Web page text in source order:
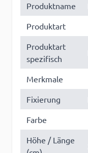
Produktname
Produktart
Produktart
spezifisch
Merkmale
Fixierung
Farbe
Höhe / Länge